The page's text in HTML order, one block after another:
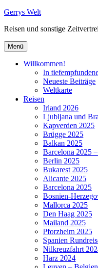
Zum
springen
Gerrys Welt
Reisen und sonstige
Menü
Willkommen!
In
Neueste Beiträge
Weltkarte
Reisen
Irland 2026
Ljubljana und
Kapverden 2025
Brügge 2025
Balkan 2025
Barcelona 2025
Berlin 2025
Bukarest 2025
Alicante 2025
Barcelona 2025
Bosnien-
Mallorca 2025
Den Haag 2025
Mailand 2025
Pforzheim 2025
Spanien
Nilkreuzfahrt
Harz 2024